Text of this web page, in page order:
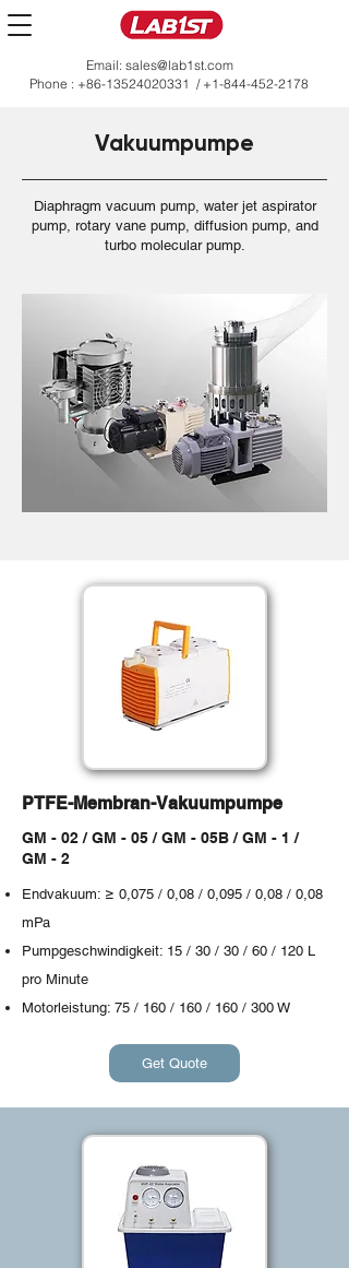
Email: sales@lab1st.com
Phone : +86-13524020331 / +1-844-452-2178
Vakuumpumpe
Diaphragm vacuum pump, water jet aspirator
pump, rotary vane pump, diffusion pump, and
turbo molecular pump.
PTFE-Membran-Vakuumpumpe
GM - 02 / GM - 05 / GM - 05B / GM - 1 /
GM - 2
Endvakuum: ≥ 0,075 / 0,08 / 0,095 / 0,08 / 0,08
mPa
Pumpgeschwindigkeit: 15 / 30 / 30 / 60 / 120 L
pro Minute
Motorleistung: 75 / 160 / 160 / 160 / 300 W
Get Quote